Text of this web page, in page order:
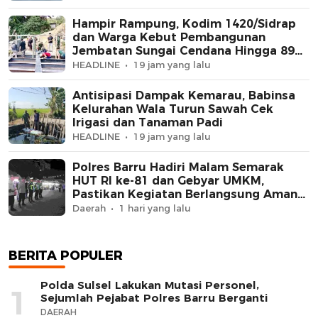
Hampir Rampung, Kodim 1420/Sidrap
dan Warga Kebut Pembangunan
Jembatan Sungai Cendana Hingga 89
Persen
HEADLINE 19 jam yang lalu
Antisipasi Dampak Kemarau, Babinsa
Kelurahan Wala Turun Sawah Cek
Irigasi dan Tanaman Padi
HEADLINE 19 jam yang lalu
Polres Barru Hadiri Malam Semarak
HUT RI ke-81 dan Gebyar UMKM,
Pastikan Kegiatan Berlangsung Aman
dan Kondusif
Daerah 1 hari yang lalu
BERITA POPULER
1
Polda Sulsel Lakukan Mutasi Personel,
Sejumlah Pejabat Polres Barru Berganti
DAERAH